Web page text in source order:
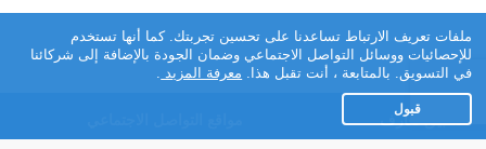
تطبيق تعارف
ملفات تعريف الارتباط تساعدنا على تحسين تجربتك. كما أنها تستخدم
للإحصائيات ووسائل التواصل الاجتماعي وضمان الجودة بالإضافة إلى شركائنا
في التسويق. بالمتابعة ، أنت تقبل هذا. معرفة المزيد .
قبول